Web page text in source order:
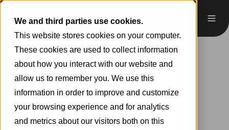
We and third parties use cookies.
This website stores cookies on your computer.
These cookies are used to collect information
about how you interact with our website and
allow us to remember you. We use this
information in order to improve and customize
your browsing experience and for analytics
and metrics about our visitors both on this